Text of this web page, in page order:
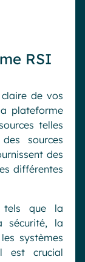
RSI
de vos
plateforme
telles
sources
des
différentes
tels que la
sécurité, la
systèmes
est crucial